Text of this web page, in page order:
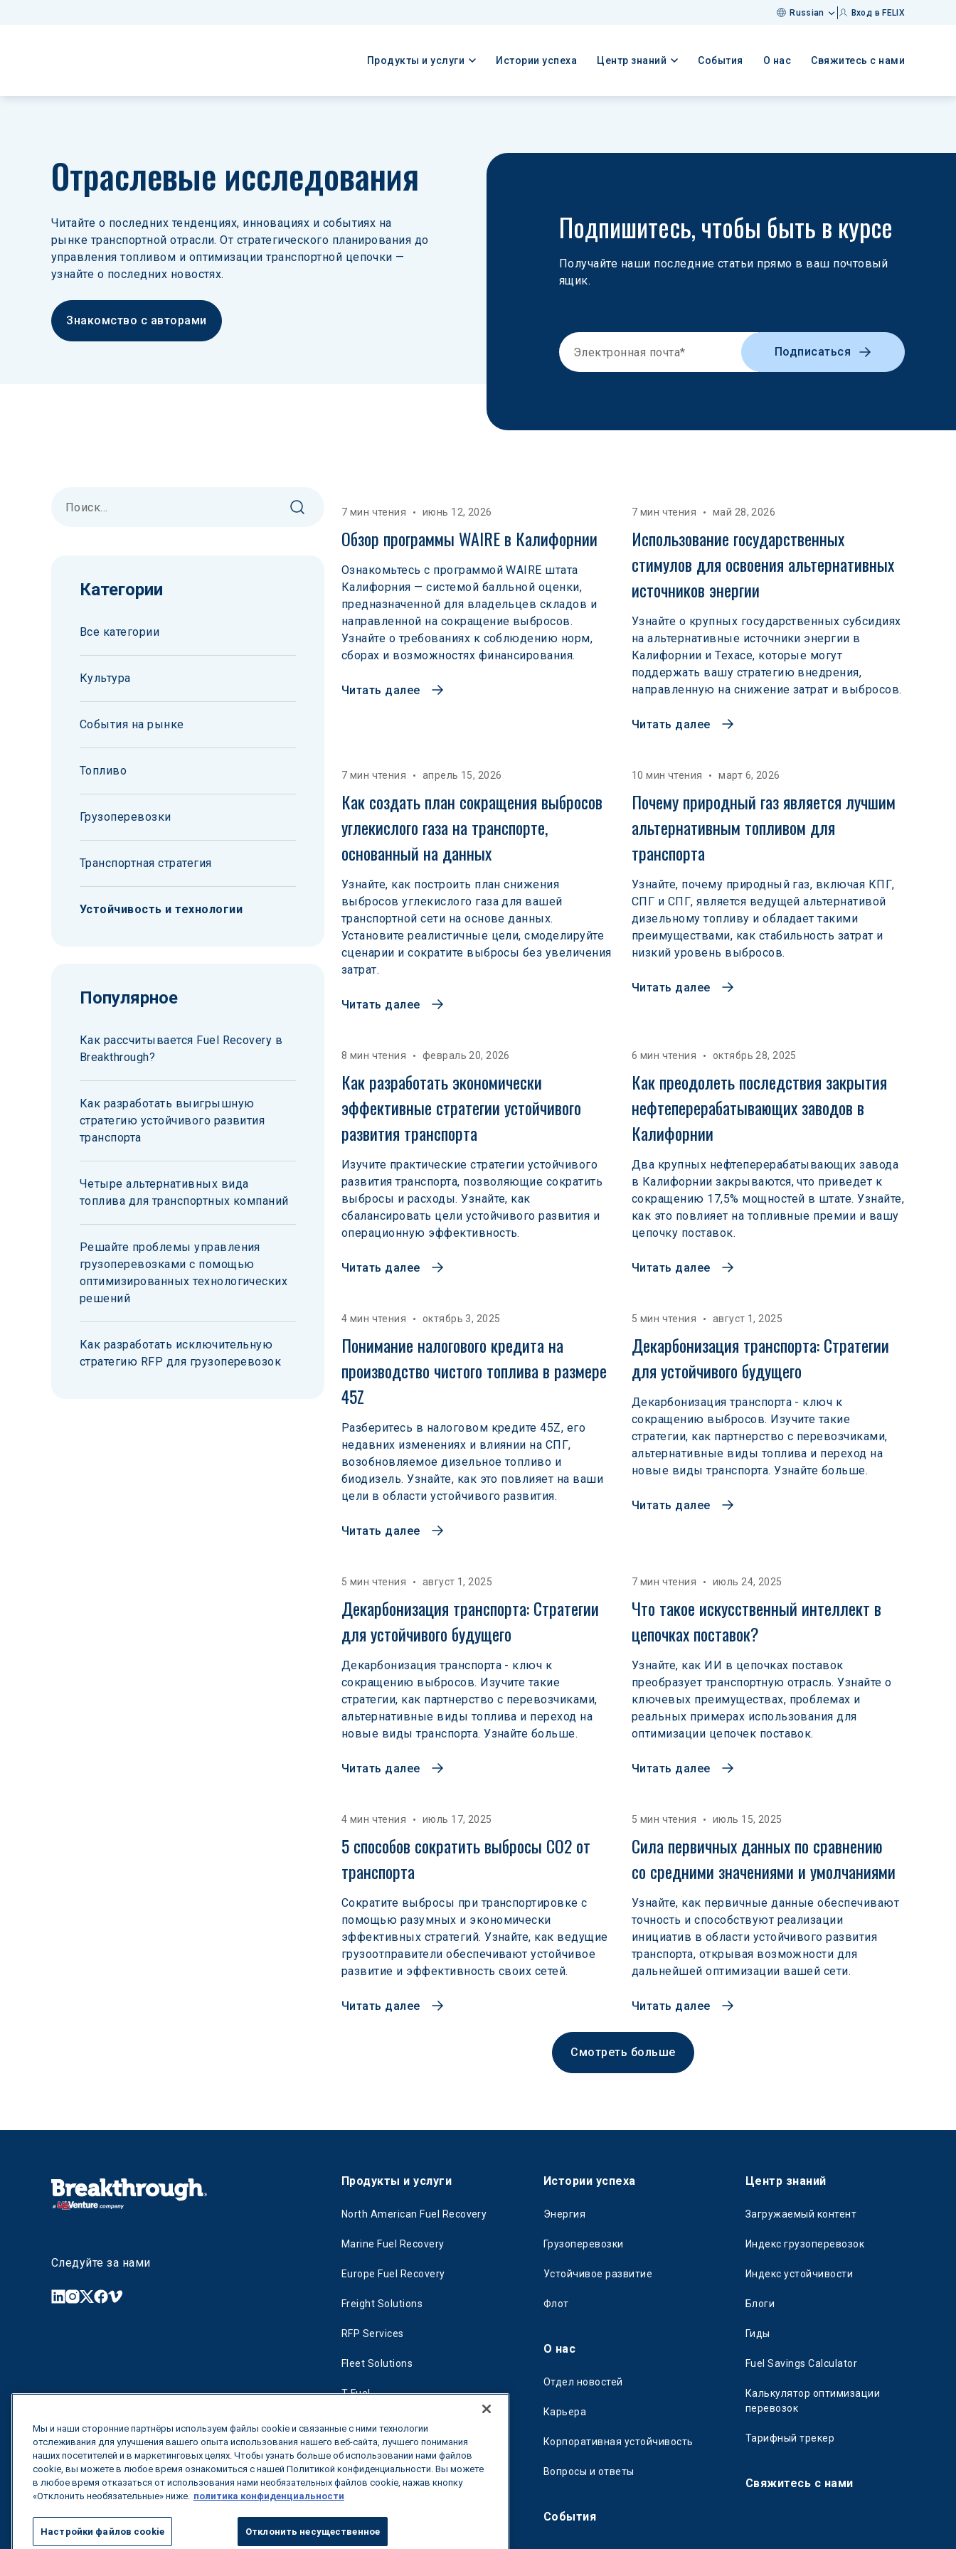
Russian Вход в FELIX
Продукты и услуги Истории успеха Центр знаний События О нас Свяжитесь с нами
Отраслевые исследования
Читайте о последних тенденциях, инновациях и событиях на
рынке транспортной отрасли. От стратегического планирования до
управления топливом и оптимизации транспортной цепочки —
узнайте о последних новостях.
Знакомство с авторами
Подпишитесь, чтобы быть в курсе
Получайте наши последние статьи прямо в ваш почтовый
ящик.
Подписаться
Категории
Все категории
Культура
События на рынке
Топливо
Грузоперевозки
Транспортная стратегия
Устойчивость и технологии
Популярное
Как рассчитывается Fuel Recovery в
Breakthrough?
Как разработать выигрышную
стратегию устойчивого развития
транспорта
Четыре альтернативных вида
топлива для транспортных компаний
Решайте проблемы управления
грузоперевозками с помощью
оптимизированных технологических
решений
Как разработать исключительную
стратегию RFP для грузоперевозок
7 мин чтения июнь 12, 2026
Обзор программы WAIRE в Калифорнии
Ознакомьтесь с программой WAIRE штата
Калифорния — системой балльной оценки,
предназначенной для владельцев складов и
направленной на сокращение выбросов.
Узнайте о требованиях к соблюдению норм,
сборах и возможностях финансирования.
Читать далее
7 мин чтения май 28, 2026
Использование государственных
стимулов для освоения альтернативных
источников энергии
Узнайте о крупных государственных субсидиях
на альтернативные источники энергии в
Калифорнии и Техасе, которые могут
поддержать вашу стратегию внедрения,
направленную на снижение затрат и выбросов.
Читать далее
7 мин чтения апрель 15, 2026
Как создать план сокращения выбросов
углекислого газа на транспорте,
основанный на данных
Узнайте, как построить план снижения
выбросов углекислого газа для вашей
транспортной сети на основе данных.
Установите реалистичные цели, смоделируйте
сценарии и сократите выбросы без увеличения
затрат.
Читать далее
10 мин чтения март 6, 2026
Почему природный газ является лучшим
альтернативным топливом для
транспорта
Узнайте, почему природный газ, включая КПГ,
СПГ и СПГ, является ведущей альтернативой
дизельному топливу и обладает такими
преимуществами, как стабильность затрат и
низкий уровень выбросов.
Читать далее
8 мин чтения февраль 20, 2026
Как разработать экономически
эффективные стратегии устойчивого
развития транспорта
Изучите практические стратегии устойчивого
развития транспорта, позволяющие сократить
выбросы и расходы. Узнайте, как
сбалансировать цели устойчивого развития и
операционную эффективность.
Читать далее
6 мин чтения октябрь 28, 2025
Как преодолеть последствия закрытия
нефтеперерабатывающих заводов в
Калифорнии
Два крупных нефтеперерабатывающих завода
в Калифорнии закрываются, что приведет к
сокращению 17,5% мощностей в штате. Узнайте,
как это повлияет на топливные премии и вашу
цепочку поставок.
Читать далее
4 мин чтения октябрь 3, 2025
Понимание налогового кредита на
производство чистого топлива в размере
45Z
Разберитесь в налоговом кредите 45Z, его
недавних изменениях и влиянии на СПГ,
возобновляемое дизельное топливо и
биодизель. Узнайте, как это повлияет на ваши
цели в области устойчивого развития.
Читать далее
5 мин чтения август 1, 2025
Декарбонизация транспорта: Стратегии
для устойчивого будущего
Декарбонизация транспорта - ключ к
сокращению выбросов. Изучите такие
стратегии, как партнерство с перевозчиками,
альтернативные виды топлива и переход на
новые виды транспорта. Узнайте больше.
Читать далее
5 мин чтения август 1, 2025
Декарбонизация транспорта: Стратегии
для устойчивого будущего
Декарбонизация транспорта - ключ к
сокращению выбросов. Изучите такие
стратегии, как партнерство с перевозчиками,
альтернативные виды топлива и переход на
новые виды транспорта. Узнайте больше.
Читать далее
7 мин чтения июль 24, 2025
Что такое искусственный интеллект в
цепочках поставок?
Узнайте, как ИИ в цепочках поставок
преобразует транспортную отрасль. Узнайте о
ключевых преимуществах, проблемах и
реальных примерах использования для
оптимизации цепочек поставок.
Читать далее
4 мин чтения июль 17, 2025
5 способов сократить выбросы CO2 от
транспорта
Сократите выбросы при транспортировке с
помощью разумных и экономически
эффективных стратегий. Узнайте, как ведущие
грузоотправители обеспечивают устойчивое
развитие и эффективность своих сетей.
Читать далее
5 мин чтения июль 15, 2025
Сила первичных данных по сравнению
со средними значениями и умолчаниями
Узнайте, как первичные данные обеспечивают
точность и способствуют реализации
инициатив в области устойчивого развития
транспорта, открывая возможности для
дальнейшей оптимизации вашей сети.
Читать далее
Смотреть больше
Следуйте за нами
Продукты и услуги
North American Fuel Recovery
Marine Fuel Recovery
Europe Fuel Recovery
Freight Solutions
RFP Services
Fleet Solutions
T-Fuel
Истории успеха
Энергия
Грузоперевозки
Устойчивое развитие
Флот
О нас
Отдел новостей
Карьера
Корпоративная устойчивость
Вопросы и ответы
События
Центр знаний
Загружаемый контент
Индекс грузоперевозок
Индекс устойчивости
Блоги
Гиды
Fuel Savings Calculator
Калькулятор оптимизации
перевозок
Тарифный трекер
Свяжитесь с нами
Мы и наши сторонние партнёры используем файлы cookie и связанные с ними технологии
отслеживания для улучшения вашего опыта использования нашего веб-сайта, лучшего понимания
наших посетителей и в маркетинговых целях. Чтобы узнать больше об использовании нами файлов
cookie, вы можете в любое время ознакомиться с нашей Политикой конфиденциальности. Вы можете
в любое время отказаться от использования нами необязательных файлов cookie, нажав кнопку
«Отклонить необязательные» ниже. политика конфиденциальности
Настройки файлов cookie Отклонить несущественное